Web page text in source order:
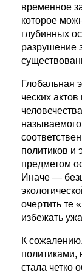
временное
которое
глубинных
разрушение
Глобальная
ческих
политиков и
предметом
Иначе —
очертить те
из­бежать
К
поли­тиками,
стала четко